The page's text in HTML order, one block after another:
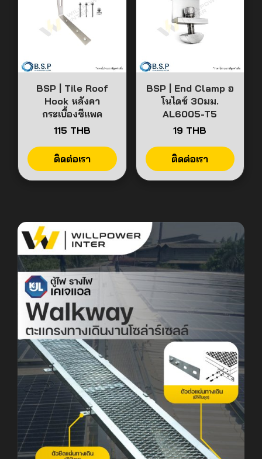
BSP | Tile Roof
Hook หลังคา
กระเบื้องซีแพค
115 THB
ติดต่อเรา
BSP | End Clamp อ
โนไดซ์ 30มม.
AL6005-T5
19 THB
ติดต่อเรา